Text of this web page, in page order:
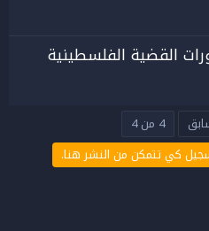
القضية الفلسطينية
4 من 4
كي تتمكن من النشر هنا.